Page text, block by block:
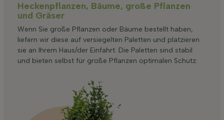
Heckenpflanzen, Bäume, große Pflanzen
und Gräser
Wenn Sie große Pflanzen oder Bäume bestellt haben,
liefern wir diese auf versiegelten Paletten und platzieren
sie an Ihrem Haus/der Einfahrt. Die Paletten sind stabil
und bieten selbst für große Pflanzen optimalen Schutz.